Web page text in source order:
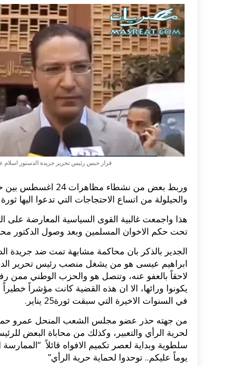
قرار حبس رئيس تحرير جريدة الدستور اسلام
وربط بعض من نشطاء
والحيلولة من اتساع الاحتجاجات التي تدعوا اليها ثورة 24
هذا واجمعت غالبية القوى السياسية المعارضة على
تحت حكم الاخوان المسلمين وبعد وصول الدكتور
الجدير بالذكر بان محاكمة مشابهة تمت ضد جريدة
ابراهيم عيسى هو من يشغل منصب رئيس تحرير
لاحقاً بالعفو عنه، وتنصل هو والحزب الوطني ممن
يكونوا ورائها، الا ان هذه القضية كانت مؤشراً
في السنوات الاخيرة التي سبقت ثورة25 يناير.
من جهته حذر عضو مجلس الشعب المنحل عمرو
لحرية الرأي والتعبير، وكذلك من محاباة
سلطوية وبداية لعصر تكميم الافواه قائلاً
يوماً عليكم.. توحدوا لحماية حرية الرأي”
طريقة تحضير حلاوة المولد
وصفات بالفيديو والصور...
اكلات عيد الاضحى 2023 وصفات طبخ